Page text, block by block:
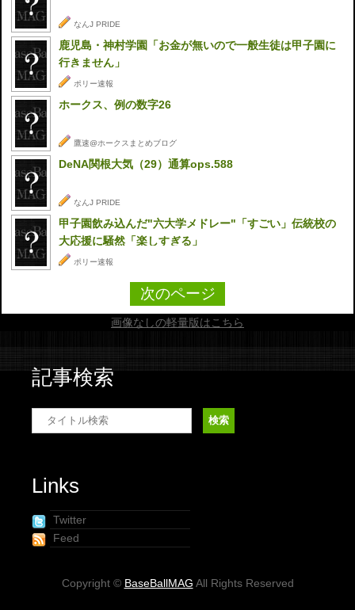
なんJ PRIDE
鹿児島・神村学園「お金が無いので一般生徒は甲子園に
行きません」
ポリー速報
ホークス、例の数字26
鷹速@ホークスまとめブログ
DeNA関根大気（29）通算ops.588
なんJ PRIDE
甲子園飲み込んだ"六大学メドレー"「すごい」伝統校の
大応援に騒然「楽しすぎる」
ポリー速報
次のページ
画像なしの軽量版はこちら
記事検索
Links
Twitter
Feed
Copyright © BaseBallMAG All Rights Reserved